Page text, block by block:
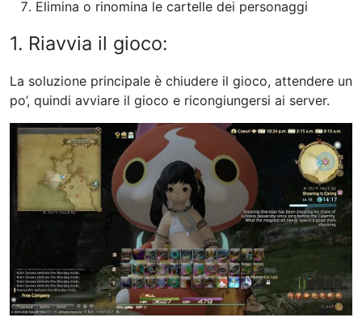
Elimina o rinomina le cartelle dei personaggi
1. Riavvia il gioco:
La soluzione principale è chiudere il gioco, attendere un
po’, quindi avviare il gioco e ricongiungersi ai server.